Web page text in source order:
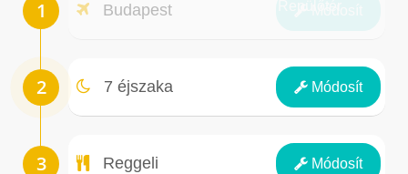
Budapest
7 éjszaka Módosít
Éjszakák
Reggeli Módosít
Ellátás